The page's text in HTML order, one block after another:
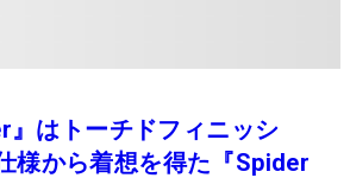
』はトーチドフィニッシ
様から着想を得た『Spider